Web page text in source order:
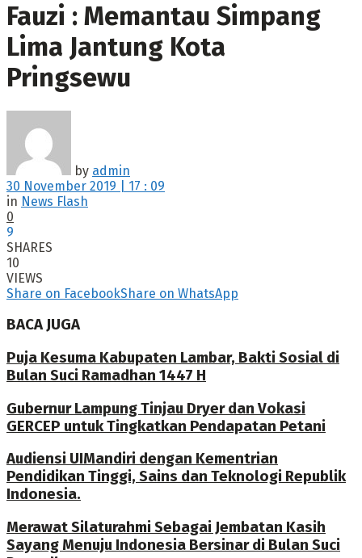
Fauzi : Memantau Simpang
Lima Jantung Kota
Pringsewu
by admin
30 November 2019 | 17 : 09
in News Flash
0
9
SHARES
10
VIEWS
Share on FacebookShare on WhatsApp
BACA JUGA
Puja Kesuma Kabupaten Lambar, Bakti Sosial di
Bulan Suci Ramadhan 1447 H
Gubernur Lampung Tinjau Dryer dan Vokasi
GERCEP untuk Tingkatkan Pendapatan Petani
Audiensi UIMandiri dengan Kementrian
Pendidikan Tinggi, Sains dan Teknologi Republik
Indonesia.
Merawat Silaturahmi Sebagai Jembatan Kasih
Sayang Menuju Indonesia Bersinar di Bulan Suci